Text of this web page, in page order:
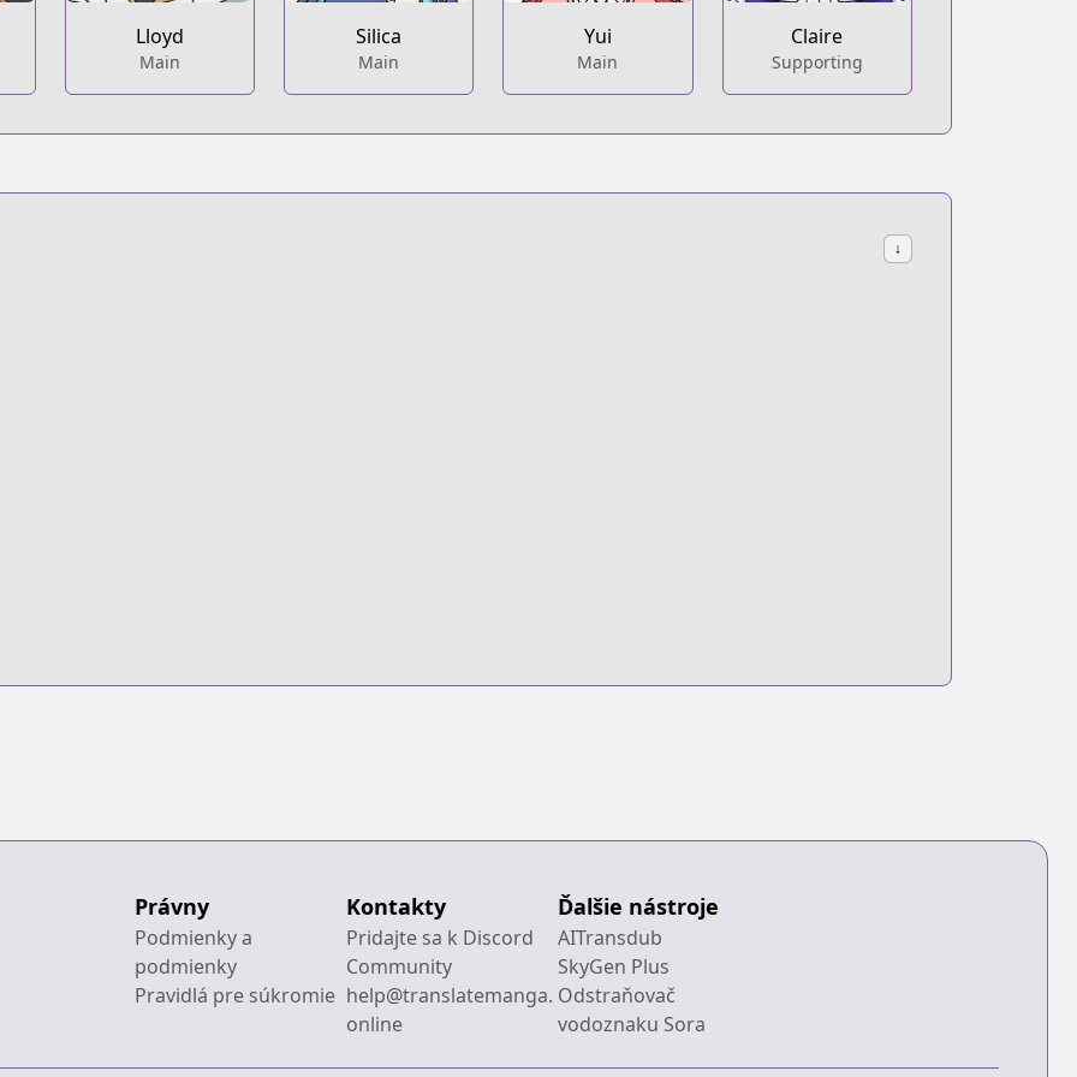
Lloyd
Main
Silica
Main
Yui
Main
Claire
Supporting
↓
Právny
Podmienky a
podmienky
Pravidlá pre súkromie
Kontakty
Pridajte sa k Discord
Community
help@translatemanga.
online
Ďalšie nástroje
AITransdub
SkyGen Plus
Odstraňovač
vodoznaku Sora